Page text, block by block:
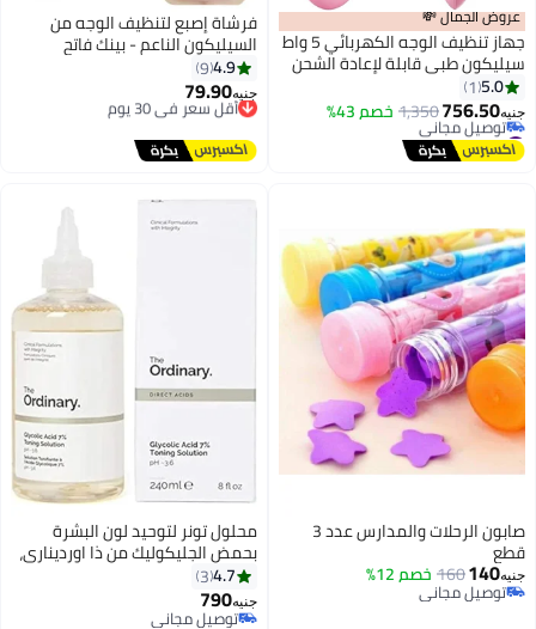
عروض الجمال 💸
جهاز تنظيف الوجه الكهربائي 5 واط
سيليكون طبي قابلة لإعادة الشحن
– فرشاة تنظيف البشرة بتقنية
الاهتزاز الصوتي العميق – 4 أوضاع
تنظيف لإزالة الرؤوس السوداء
وتقشير وتدليك البشرة – مقاوم
5.0
1
جنيه756.50
1,350خصم 43%
#11 في فرش تنظيف البشرة
أقل سعر في 30 يوم
توصيل مجاني
فرشاة إصبع لتنظيف الوجه من
السيليكون الناعم - بينك فاتح
4.9
9
جنيه79.90
أقل سعر في 30 يوم
توصيل مجاني
صابون الرحلات والمدارس عدد 3
قطع
جنيه140
160 خصم 12%
توصيل مجاني
توصيل مجاني
محلول تونر لتوحيد لون البشرة
بحمض الجليكوليك من ذا اورديناري،
240 مل4.7
3
جنيه790
توصيل مجاني